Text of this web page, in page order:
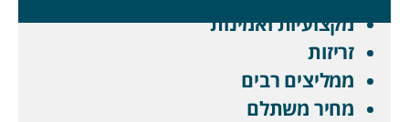
מקצועיות ואמינות
זריזות
ממליצים רבים
מחיר משתלם